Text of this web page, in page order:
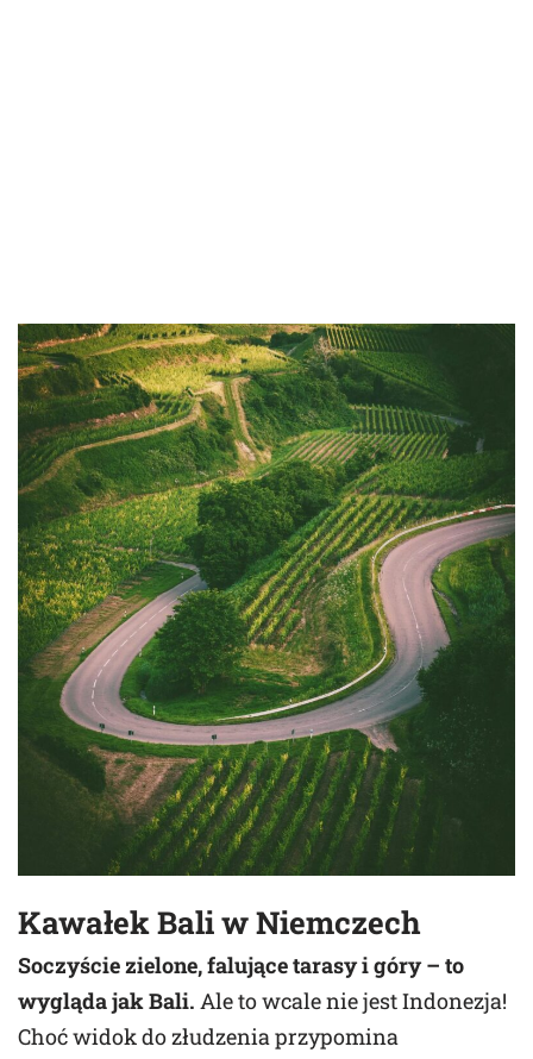
Kawałek Bali w Niemczech
Soczyście zielone, falujące tarasy i góry – to
wygląda jak Bali. Ale to wcale nie jest Indonezja!
Choć widok do złudzenia przypomina